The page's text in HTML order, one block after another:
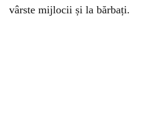
vârste mijlocii și la bărbați.